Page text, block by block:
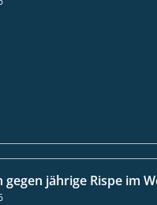
gegen jährige Rispe im